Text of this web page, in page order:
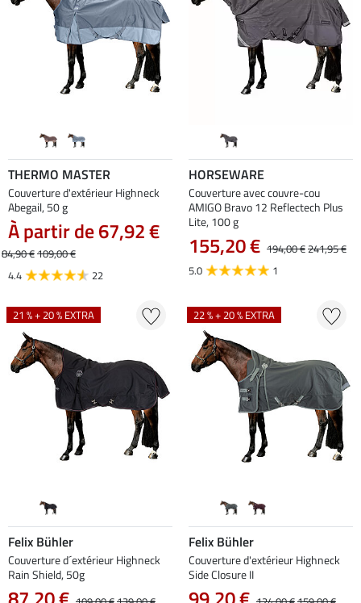
THERMO MASTER
Couverture d'extérieur Highneck
Abegail, 50 g
À partir de 67,92 €
84,90 €109,00 €
4.4
22
HORSEWARE
Couverture avec couvre-cou
AMIGO Bravo 12 Reflectech Plus
Lite, 100 g
155,20 € 194,00 €241,95 €
5.0
1
21 % + 20 % EXTRA
Felix Bühler
Couverture d´extérieur Highneck
Rain Shield, 50g
22 % + 20 % EXTRA
Felix Bühler
Couverture d'extérieur Highneck
Side Closure II